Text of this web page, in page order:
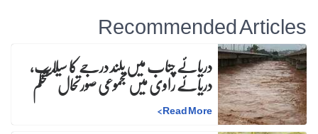
Recommended Articles
دریائے چناب میں بلند درجے کا سیلاب،
دریائے راوی میں مجموعی صورتحال مستحکم
Read More
>